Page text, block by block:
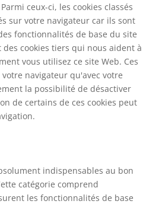
ceux-ci, les cookies classés
sur votre navigateur car ils sont
fonctionnalités de base du site
cookies tiers qui nous aident à
vous utilisez ce site Web. Ces
navigateur qu'avec votre
la possibilité de désactiver
de certains de ces cookies peut
indispensables au bon
catégorie comprend
les fonctionnalités de base